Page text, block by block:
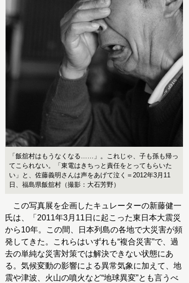
「飯舘村はもうなくなる……」。これじゃ、子も孫も帰っ
てこられない。「東電はきちっと責任をとってもらいた
い」と、佐藤義明さんは声をあげて泣く＝2012年3月11
日、福島県飯舘村（撮影：大石芳野）
この写真展を企画したキュレーターの新藤健一
氏は、「2011年3月11日に起こった東日本大震災
から10年。この間、日本列島の各地で大災害が頻
発してきた。これらはいずれも“複合災害”で、過
去の単純な災害対策では解決できない状態にあ
る。気候変動の影響による異常気象に加えて、地
震や津波、火山の噴火など“地球異変”とも言うべ